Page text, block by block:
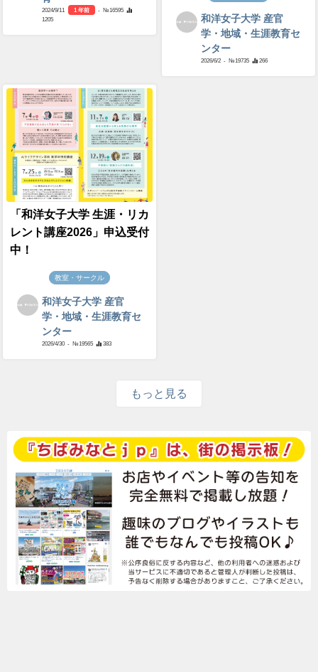
2024/9/11 1 年前
- №16595
1205
和洋女子大学 産官
学・地域・生涯教育セ
ンター
2026/6/2 - №19735 266
「和洋女子大学 生涯・リカ
レント講座2026」申込受付
中！
教室・サークル
和洋女子大学 産官
学・地域・生涯教育セ
ンター
2026/4/30 - №19565 383
もっと見る